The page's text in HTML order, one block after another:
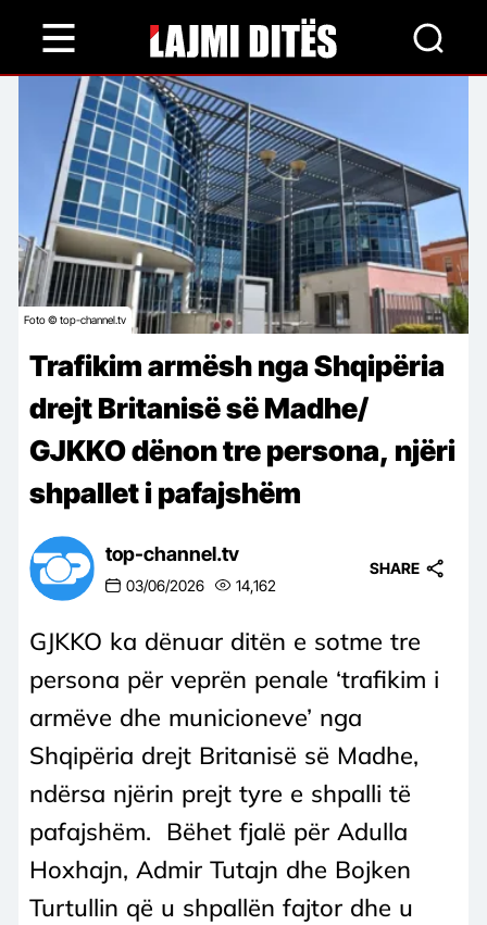
content
Foto © top-channel.tv
Trafikim armësh nga Shqipëria
drejt Britanisë së Madhe/
GJKKO dënon tre persona, njëri
shpallet i pafajshëm
top-channel.tv
03/06/2026 14,162
SHARE
GJKKO ka dënuar ditën e sotme tre
persona për veprën penale ‘trafikim i
armëve dhe municioneve’ nga
Shqipëria drejt Britanisë së Madhe,
ndërsa njërin prejt tyre e shpalli të
pafajshëm. Bëhet fjalë për Adulla
Hoxhajn, Admir Tutajn dhe Bojken
Turtullin që u shpallën fajtor dhe u